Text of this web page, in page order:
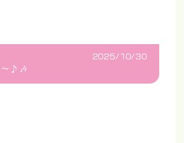
2025/10/30
〜♪🎶